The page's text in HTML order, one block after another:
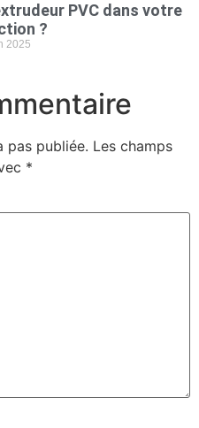
PVC dans votre
?
2025
pas publiée. Les champs
*